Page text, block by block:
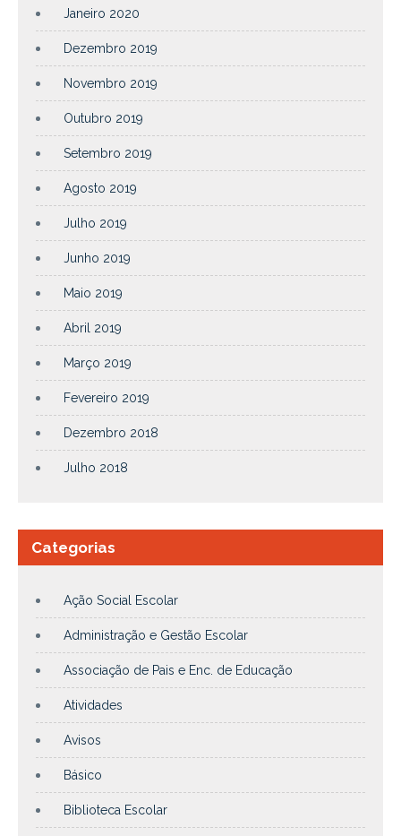
Janeiro 2020
Dezembro 2019
Novembro 2019
Outubro 2019
Setembro 2019
Agosto 2019
Julho 2019
Junho 2019
Maio 2019
Abril 2019
Março 2019
Fevereiro 2019
Dezembro 2018
Julho 2018
Categorias
Ação Social Escolar
Administração e Gestão Escolar
Associação de Pais e Enc. de Educação
Atividades
Avisos
Básico
Biblioteca Escolar